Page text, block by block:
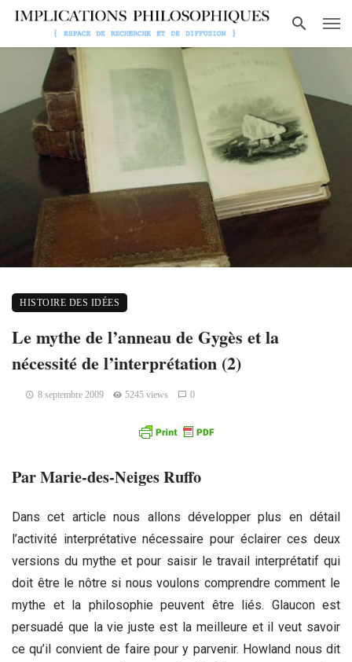
HISTOIRE DES IDÉES
Le mythe de l’anneau de Gygès et la
nécessité de l’interprétation (2)
8 septembre 2009 5245 views 0
Par Marie-des-Neiges Ruffo
Dans cet article nous allons développer plus en détail
l’activité interprétative nécessaire pour éclairer ces deux
versions du mythe et pour saisir le travail interprétatif qui
doit être le nôtre si nous voulons comprendre comment le
mythe et la philosophie peuvent être liés. Glaucon est
persuadé que la vie juste est la meilleure et il veut savoir
ce qu’il convient de faire pour y parvenir. Howland nous dit